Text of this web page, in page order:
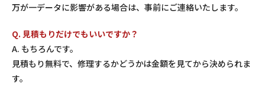
万が一データに影響がある場合は、事前にご連絡いたします。
Q. 見積もりだけでもいいですか？
A. もちろんです。
見積もり無料で、修理するかどうかは金額を見てから決められま
す。